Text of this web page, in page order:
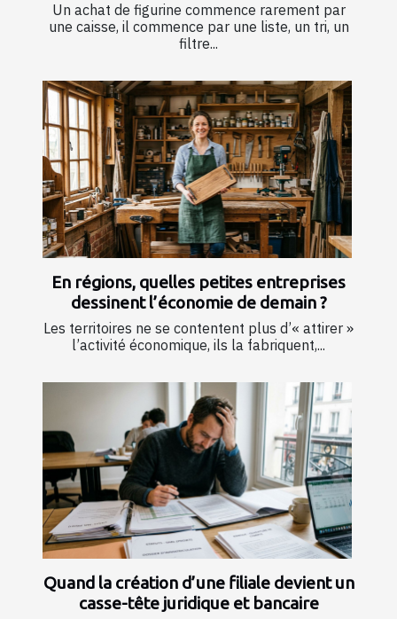
Un achat de figurine commence rarement par
une caisse, il commence par une liste, un tri, un
filtre...
En régions, quelles petites entreprises
dessinent l’économie de demain ?
Les territoires ne se contentent plus d’« attirer »
l’activité économique, ils la fabriquent,...
Quand la création d’une filiale devient un
casse-tête juridique et bancaire